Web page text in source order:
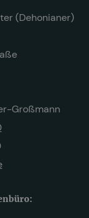
(Dehonianer)
Großmann